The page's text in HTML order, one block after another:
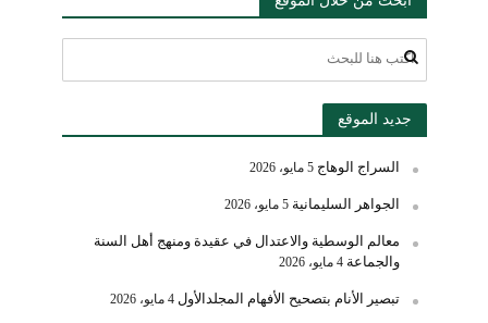
جديد الموقع
السراج الوهاج 5 مايو، 2026
الجواهر السليمانية 5 مايو، 2026
معالم الوسطية والاعتدال في عقيدة ومنهج أهل السنة
والجماعة 4 مايو، 2026
تبصير الأنام بتصحيح الأفهام المجلدالأول 4 مايو، 2026